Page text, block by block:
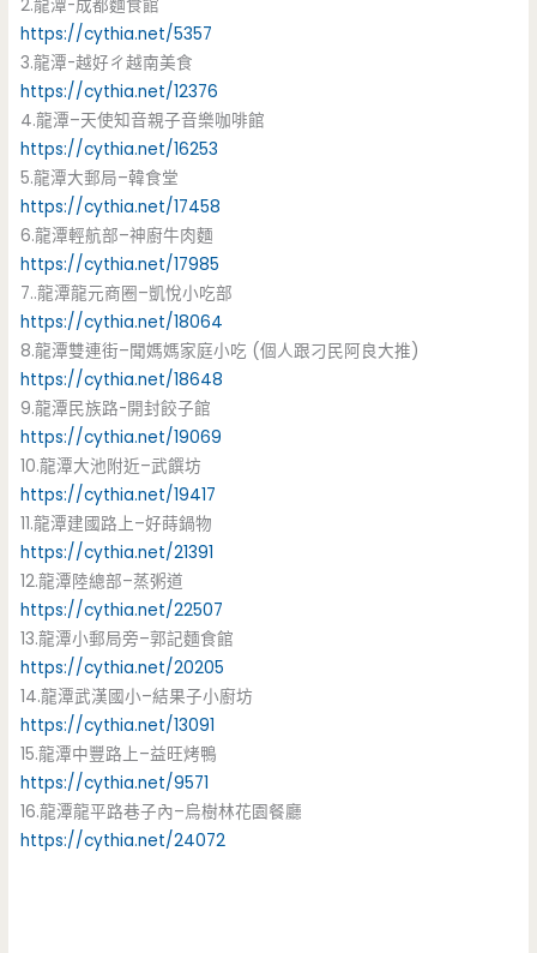
2.龍潭-成都麵食館
https://cythia.net/5357
3.龍潭-越好ㄔ越南美食
https://cythia.net/12376
4.龍潭–天使知音親子音樂咖啡館
https://cythia.net/16253
5.龍潭大郵局–韓食堂
https://cythia.net/17458
6.龍潭輕航部–神廚牛肉麵
https://cythia.net/17985
7..龍潭龍元商圈–凱悅小吃部
https://cythia.net/18064
8.龍潭雙連街–聞媽媽家庭小吃 (個人跟刁民阿良大推)
https://cythia.net/18648
9.龍潭民族路-開封餃子館
https://cythia.net/19069
10.龍潭大池附近–武饌坊
https://cythia.net/19417
11.龍潭建國路上–好蒔鍋物
https://cythia.net/21391
12.龍潭陸總部–蒸粥道
https://cythia.net/22507
13.龍潭小郵局旁–郭記麵食館
https://cythia.net/20205
14.龍潭武漢國小–結果子小廚坊
https://cythia.net/13091
15.龍潭中豐路上–益旺烤鴨
https://cythia.net/9571
16.龍潭龍平路巷子內–烏樹林花園餐廳
https://cythia.net/24072